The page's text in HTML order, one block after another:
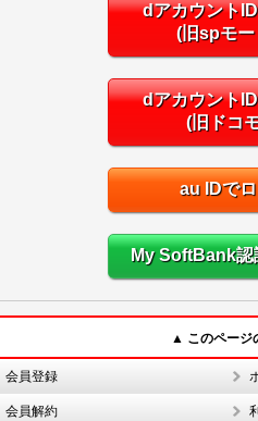
dアカウント
(旧spモー
dアカウント
(旧ドコ
au IDで
My SoftBank認
▲ このページ
会員登録
会員解約